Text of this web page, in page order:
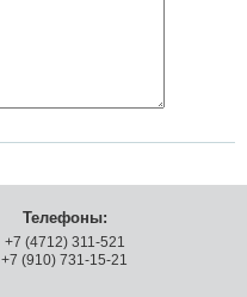
Телефоны:
+7 (4712) 311-521
+7 (910) 731-15-21